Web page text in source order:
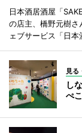
日本酒居酒屋「
の店主、橋野元樹さ
ェブサービス「日本
見る
し
ぺ